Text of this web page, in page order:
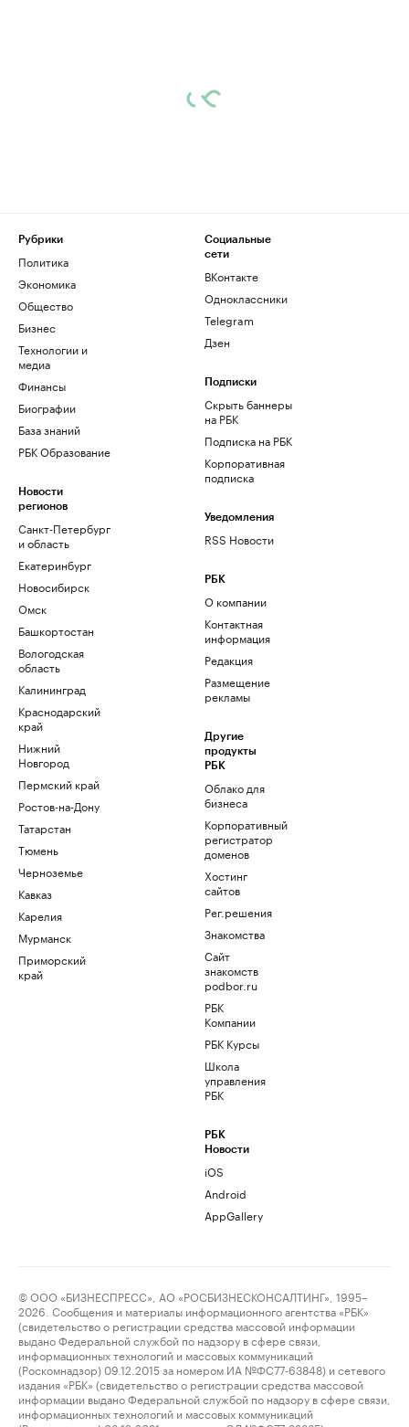
Рубрики
Политика
Экономика
Общество
Бизнес
Технологии и
медиа
Финансы
Биографии
База знаний
РБК Образование
Новости
регионов
Санкт-Петербург
и область
Екатеринбург
Новосибирск
Омск
Башкортостан
Вологодская
область
Калининград
Краснодарский
край
Нижний
Новгород
Пермский край
Ростов-на-Дону
Татарстан
Тюмень
Черноземье
Кавказ
Карелия
Мурманск
Приморский
край
Социальные
сети
ВКонтакте
Одноклассники
Telegram
Дзен
Подписки
Скрыть баннеры
на РБК
Подписка на РБК
Корпоративная
подписка
Уведомления
RSS Новости
РБК
О компании
Контактная
информация
Редакция
Размещение
рекламы
Другие
продукты
РБК
Облако для
бизнеса
Корпоративный
регистратор
доменов
Хостинг
сайтов
Рег.решения
Знакомства
Сайт
знакомств
podbor.ru
РБК
Компании
РБК Курсы
Школа
управления
РБК
РБК
Новости
iOS
Android
AppGallery
© ООО «БИЗНЕСПРЕСС», АО «РОСБИЗНЕСКОНСАЛТИНГ», 1995–
2026. Сообщения и материалы информационного агентства «РБК»
(свидетельство о регистрации средства массовой информации
выдано Федеральной службой по надзору в сфере связи,
информационных технологий и массовых коммуникаций
(Роскомнадзор) 09.12.2015 за номером ИА №ФС77-63848) и сетевого
издания «РБК» (свидетельство о регистрации средства массовой
информации выдано Федеральной службой по надзору в сфере связи,
информационных технологий и массовых коммуникаций